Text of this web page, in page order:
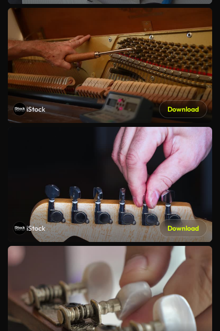
iStock Download
iStock Download